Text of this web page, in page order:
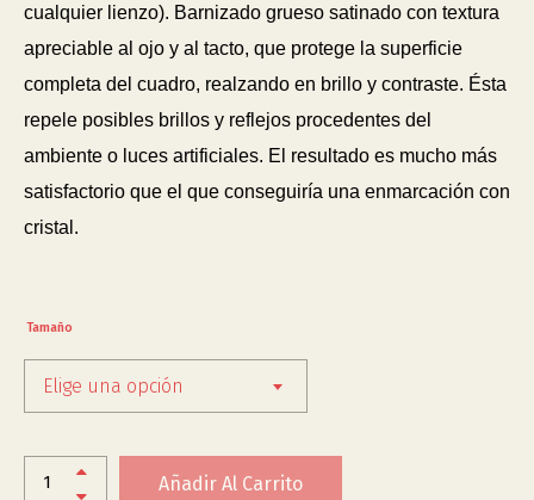
cualquier lienzo). Barnizado grueso satinado con textura
apreciable al ojo y al tacto, que protege la superficie
completa del cuadro, realzando en brillo y contraste. Ésta
repele posibles brillos y reflejos procedentes del
ambiente o luces artificiales. El resultado es mucho más
satisfactorio que el que conseguiría una enmarcación con
cristal.
Tamaño
Elige una opción
Añadir Al Carrito